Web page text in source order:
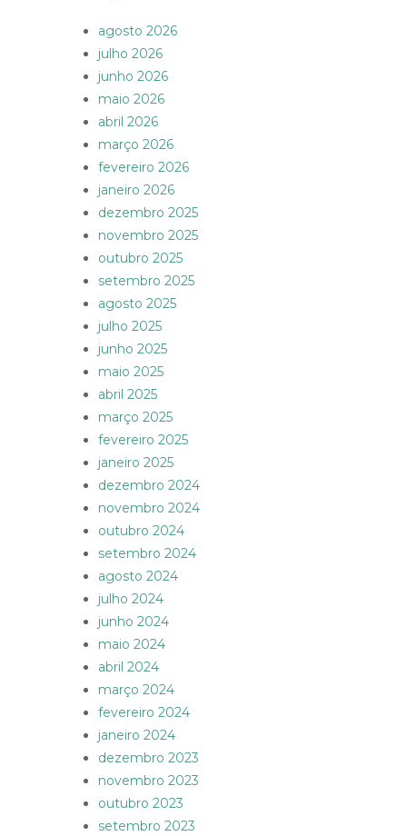
agosto 2026
julho 2026
junho 2026
maio 2026
abril 2026
março 2026
fevereiro 2026
janeiro 2026
dezembro 2025
novembro 2025
outubro 2025
setembro 2025
agosto 2025
julho 2025
junho 2025
maio 2025
abril 2025
março 2025
fevereiro 2025
janeiro 2025
dezembro 2024
novembro 2024
outubro 2024
setembro 2024
agosto 2024
julho 2024
junho 2024
maio 2024
abril 2024
março 2024
fevereiro 2024
janeiro 2024
dezembro 2023
novembro 2023
outubro 2023
setembro 2023